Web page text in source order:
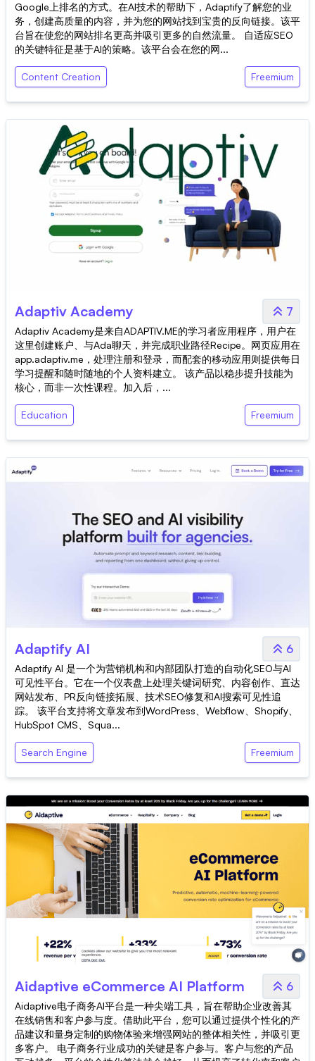
Google上排名的方式。在AI技术的帮助下，Adaptify了解您的业
务，创建高质量的内容，并为您的网站找到宝贵的反向链接。该平
台旨在使您的网站排名更高并吸引更多的自然流量。 自适应SEO
的关键特征是基于AI的策略。该平台会在您的网...
Content Creation Freemium
Adaptiv Academy 7
Adaptiv Academy是来自ADAPTIV.ME的学习者应用程序，用户在
这里创建账户、与Ada聊天，并完成职业路径Recipe。网页应用在
app.adaptiv.me，处理注册和登录，而配套的移动应用则提供每日
学习提醒和随时随地的个人资料建立。 该产品以稳步提升技能为
核心，而非一次性课程。加入后，...
Education Freemium
Adaptify AI 6
Adaptify AI 是一个为营销机构和内部团队打造的自动化SEO与AI
可见性平台。它在一个仪表盘上处理关键词研究、内容创作、直达
网站发布、PR反向链接拓展、技术SEO修复和AI搜索可见性追
踪。 该平台支持将文章发布到WordPress、Webflow、Shopify、
HubSpot CMS、Squa...
Search Engine Freemium
Aidaptive eCommerce AI Platform 6
Aidaptive电子商务AI平台是一种尖端工具，旨在帮助企业改善其
在线销售和客户参与度。借助此平台，您可以通过提供个性化的产
品建议和量身定制的购物体验来增强网站的整体相关性，并吸引更
多客户。 电子商务行业成功的关键是客户参与。客户与您的产品